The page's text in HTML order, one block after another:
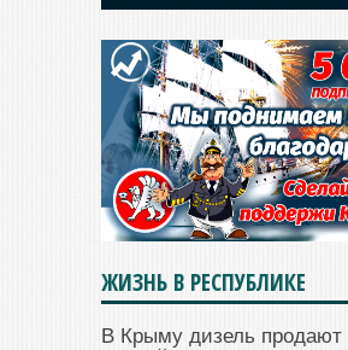
ЖИЗНЬ В РЕСПУБЛИКЕ
В Крыму дизель продают